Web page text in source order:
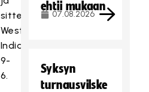
sitten
Westend
Indiansin
9-
6.
ehtii mukaan
07.08.2026
Syksyn
turnausvilske